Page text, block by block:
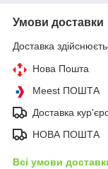
Умови доставки
Доставка
Нова Пошта
Meest ПОШТА
Доставка
НОВА ПОШТА
Всі умови